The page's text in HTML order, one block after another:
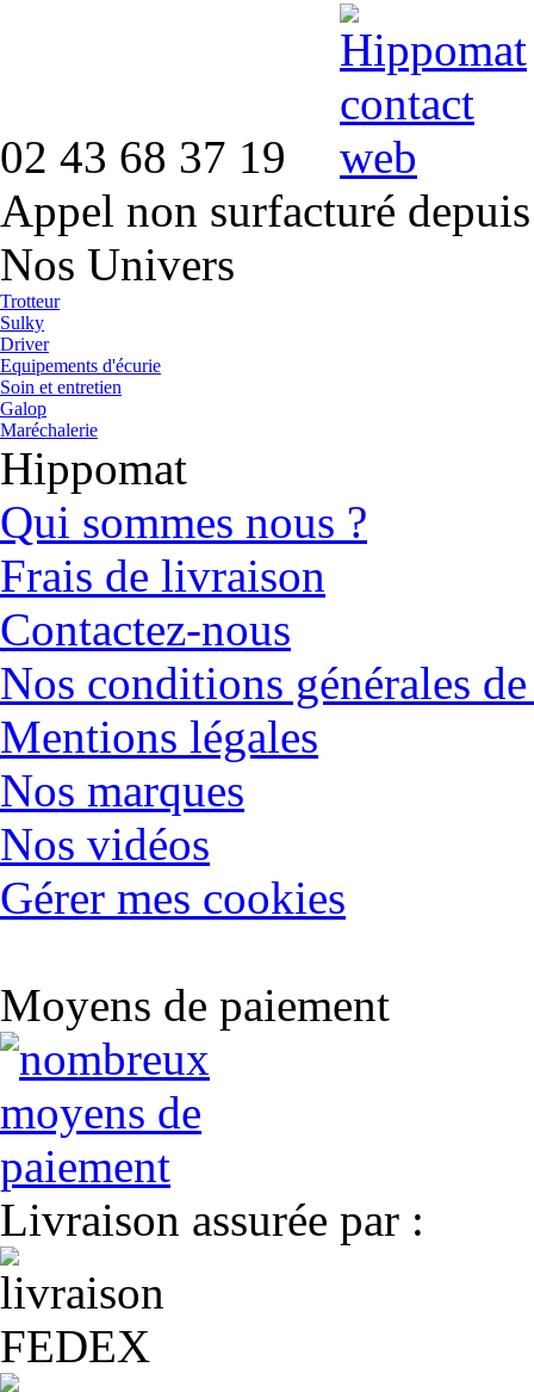
02 43 68 37 19
Appel non surfacturé
Nos Univers
Trotteur
Sulky
Driver
Equipements d'écurie
Soin et entretien
Galop
Maréchalerie
Hippomat
Qui sommes nous ?
Frais de livraison
Contactez-nous
Nos conditions générales
Mentions légales
Nos marques
Nos vidéos
Gérer mes cookies
Moyens de paiement
Livraison assurée par :